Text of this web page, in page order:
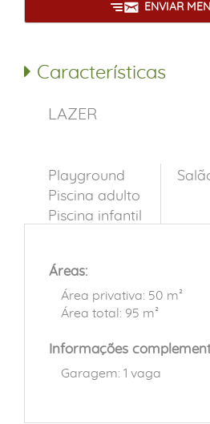
ENVIAR
Características
LAZER
Playground
Piscina adulto
Piscina infantil
Áreas:
Área privativa: 50 m²
Área total: 95 m²
Informações
Garagem: 1 vaga